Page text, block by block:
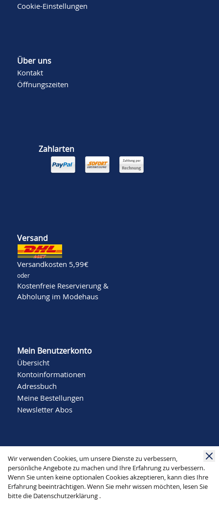
Wir verwenden Cookies, um unsere Dienste zu verbessern,
persönliche Angebote zu machen und Ihre Erfahrung zu verbessern.
Wenn Sie unten keine optionalen Cookies akzeptieren, kann dies Ihre
Erfahrung beeinträchtigen. Wenn Sie mehr wissen möchten, lesen Sie
bitte die Datenschutzerklärung .
Cookie-Einstellungen
Über uns
Kontakt
Öffnungszeiten
Zahlarten
Versand
Versandkosten 5,99€
oder
Kostenfreie Reservierung &
Abholung im Modehaus
Mein Benutzerkonto
Übersicht
Kontoinformationen
Adressbuch
Meine Bestellungen
Newsletter Abos
Social Media